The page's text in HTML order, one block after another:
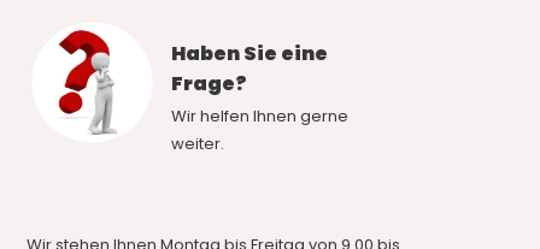
Haben Sie eine
Frage?
Wir helfen Ihnen gerne
weiter.
Wir stehen Ihnen Montag bis Freitag von 9.00 bis